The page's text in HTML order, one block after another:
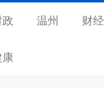
政 温州 财经
康